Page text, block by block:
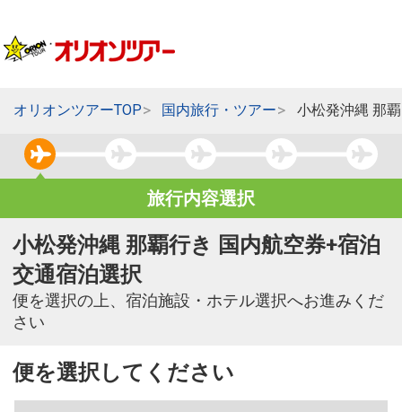
オリオンツアーTOP 国内旅行・ツアー 小松発沖縄 那
旅行内容選択
小松発沖縄 那覇行き 国内航空券+宿泊
交通宿泊選択
便を選択の上、宿泊施設・ホテル選択へお進みくだ
さい
便を選択してください